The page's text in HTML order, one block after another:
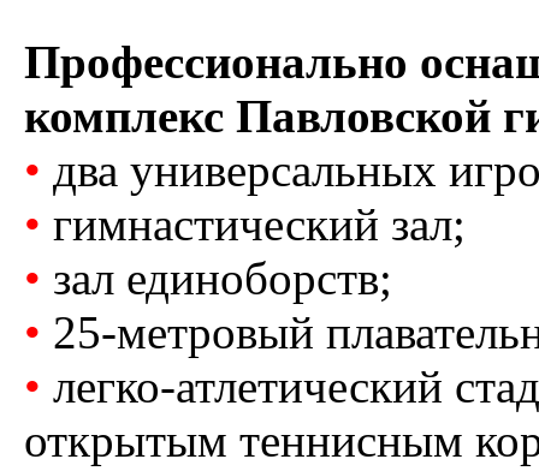
Профессионально
комплекс Павловской
• два универсальных
• гимнастический зал;
• зал единоборств;
• 25-метровый
• легко-атлетический
открытым теннисным